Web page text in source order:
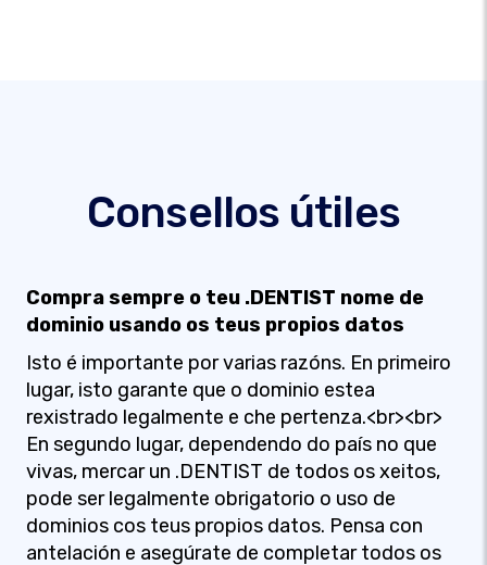
Consellos útiles
Compra sempre o teu .DENTIST nome de
dominio usando os teus propios datos
Isto é importante por varias razóns. En primeiro
lugar, isto garante que o dominio estea
rexistrado legalmente e che pertenza.<br><br>
En segundo lugar, dependendo do país no que
vivas, mercar un .DENTIST de todos os xeitos,
pode ser legalmente obrigatorio o uso de
dominios cos teus propios datos. Pensa con
antelación e asegúrate de completar todos os